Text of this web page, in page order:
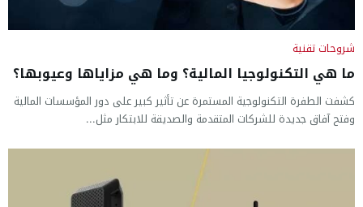
شروحات تقنية
ما هي التكنولوجيا المالية؟ وما هي مزاياها وعيوبها؟
كشفت الطفرة التكنولوجية المستمرة عن تأثير كبير على دور المؤسسات المالية
وفتح آفاق جديدة للشركات المتقدمة والصديقة للابتكار مثل...